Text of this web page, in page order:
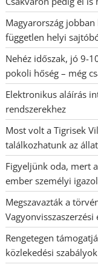
Magyarország
független helyi
Nehéz időszak, jó 9-
pokoli hőség – még
Elektronikus aláírás
rendszerekhez
Most volt a Tigrisek
találkozhatunk az
Figyeljünk oda, mert
ember személyi
Megszavazták a
Rengetegen
közlekedési szabályok